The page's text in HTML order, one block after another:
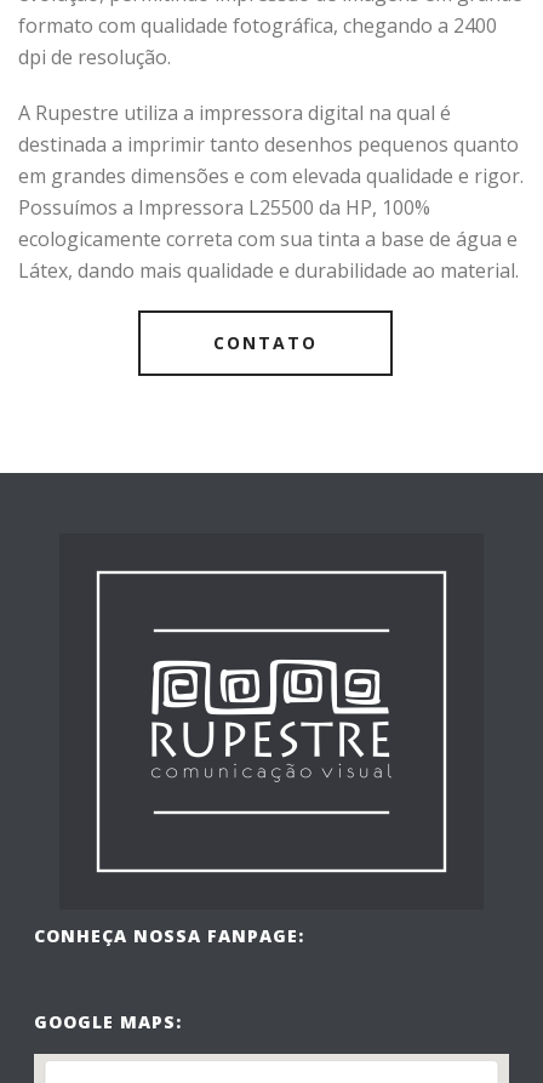
formato com qualidade fotográfica, chegando a 2400
dpi de resolução.
A Rupestre utiliza a impressora digital na qual é
destinada a imprimir tanto desenhos pequenos quanto
em grandes dimensões e com elevada qualidade e rigor.
Possuímos a Impressora L25500 da HP, 100%
ecologicamente correta com sua tinta a base de água e
Látex, dando mais qualidade e durabilidade ao material.
CONTATO
CONHEÇA NOSSA FANPAGE:
GOOGLE MAPS: